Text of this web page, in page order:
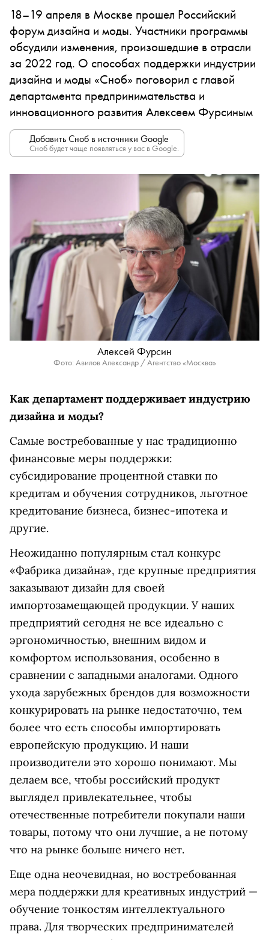
18–19 апреля в Москве прошел Российский
форум дизайна и моды. Участники программы
обсудили изменения, произошедшие в отрасли
за 2022 год. О способах поддержки индустрии
дизайна и моды «Сноб» поговорил с главой
департамента предпринимательства и
инновационного развития Алексеем Фурсиным
Добавить Сноб в источники Google
Сноб будет чаще появляться у вас в Google.
Алексей Фурсин
Фото: Авилов Александр / Агентство «Москва»
Как департамент поддерживает индустрию
дизайна и моды?
Самые востребованные у нас традиционно
финансовые меры поддержки:
субсидирование процентной ставки по
кредитам и обучения сотрудников, льготное
кредитование бизнеса, бизнес-ипотека и
другие.
Неожиданно популярным стал конкурс
«Фабрика дизайна», где крупные предприятия
заказывают дизайн для своей
импортозамещающей продукции. У наших
предприятий сегодня не все идеально с
эргономичностью, внешним видом и
комфортом использования, особенно в
сравнении с западными аналогами. Одного
ухода зарубежных брендов для возможности
конкурировать на рынке недостаточно, тем
более что есть способы импортировать
европейскую продукцию. И наши
производители это хорошо понимают. Мы
делаем все, чтобы российский продукт
выглядел привлекательнее, чтобы
отечественные потребители покупали наши
товары, потому что они лучшие, а не потому
что на рынке больше ничего нет.
Еще одна неочевидная, но востребованная
мера поддержки для креативных индустрий —
обучение тонкостям интеллектуального
права. Для творческих предпринимателей